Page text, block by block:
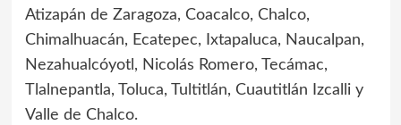
Atizapán de Zaragoza, Coacalco, Chalco,
Chimalhuacán, Ecatepec, Ixtapaluca, Naucalpan,
Nezahualcóyotl, Nicolás Romero, Tecámac,
Tlalnepantla, Toluca, Tultitlán, Cuautitlán Izcalli y
Valle de Chalco.